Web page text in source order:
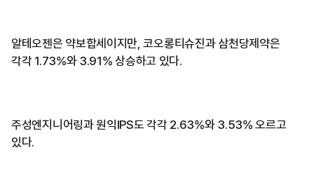
알테오젠은 약보합세이지만, 코오롱티슈진과 삼천당제약은
각각 1.73%와 3.91% 상승하고 있다.
주성엔지니어링과 원익IPS도 각각 2.63%와 3.53% 오르고
있다.